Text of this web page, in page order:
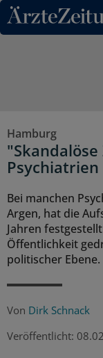
Direkt zum
Hamburg
Psychiatrien
Bei manchen
Argen, hat die
Jahren
Öffentlichkeit
politischer Ebene.
Von Dirk Schnack
Veröffentlicht: